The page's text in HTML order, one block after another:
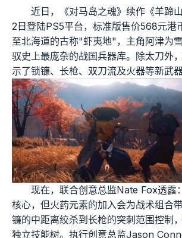
近日，《对马岛之魂》续作《羊蹄
2日登陆PS5平台，标准版售价568元港
至北海道的古称"虾夷地"，主角阿津为
驭史上最庞杂的战国兵器库。除太刀外
示了锁镰、长枪、双刀流及火器等新武器
现在，联合创意总监Nate Fox透露
核心，但火药元素的加入会为战术组合
镰的中距离绞杀到长枪的突刺范围控制
独立技能树。执行创意总监Jason